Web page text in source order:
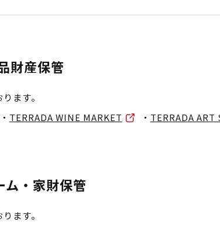
財産保管
ます。
・ TERRADA WINE MARKET ・ TERRADA ART
ム・家財保管
ます。